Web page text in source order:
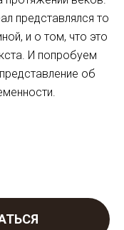
представлялся то
и о том, что это
И попробуем
об